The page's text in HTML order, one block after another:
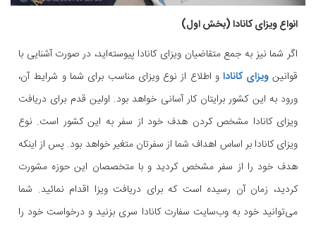
انواع ویزای کانادا (بخش اول)
اگر شما نیز به جمع متقاضیان ویزای کانادا پیوسته‌اید، در صورت آشنایی با
قوانینویزای کاناداو اطلاع از نوع ویزای مناسب برای شما و شرایط آن،
ورود به این کشور برایتان کار آسانی خواهد بود. اولین قدم برای دریافت
ویزای کانادا مشخص کردن هدف خود از سفر به این کشور است. نوع
ویزای کانادا بر اساس اهداف شما از سفرتان متغیر خواهد بود. پس از اینکه
هدف خود را از سفر مشخص کردید و با متخصصان این حوزه مشورت
کردید، زمان آن رسیده است که برای دریافت ویزا اقدام نمائید. شما
می‌توانید خود به وب‌سایت سفارت کانادا سری بزنید و درخواست خود را